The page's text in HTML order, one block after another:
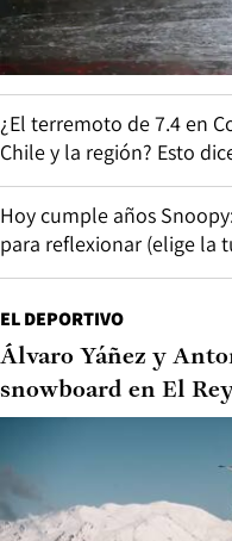
¿El terremoto de 7.4 en
Chile y la región? Esto
Hoy cumple años
para reflexionar (elige la
EL DEPORTIVO
Álvaro Yáñez y
snowboard en El